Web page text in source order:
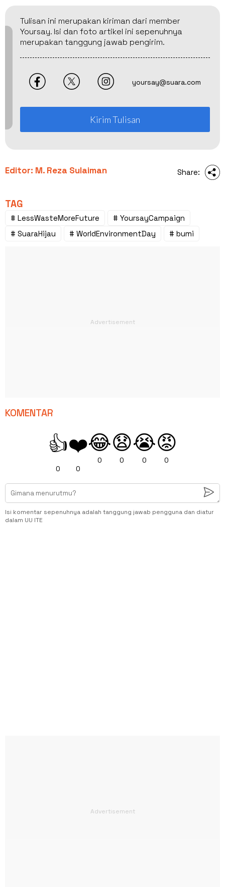
Tulisan ini merupakan kiriman dari member
Yoursay. Isi dan foto artikel ini sepenuhnya
merupakan tanggung jawab pengirim.
yoursay@suara.com
Kirim Tulisan
Editor: M. Reza Sulaiman Share:
TAG
# LessWasteMoreFuture
# YoursayCampaign
# SuaraHijau
# WorldEnvironmentDay # bumi
KOMENTAR
👍
0
❤️
0
😂
0
😧
0
😭
0
😡
0
Isi komentar sepenuhnya adalah tanggung jawab pengguna dan diatur
dalam UU ITE